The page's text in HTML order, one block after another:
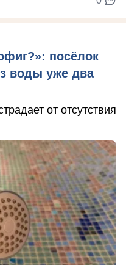
посёлок
воды уже два
от отсутствия